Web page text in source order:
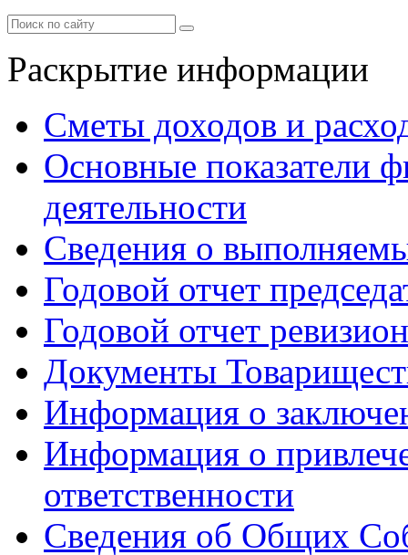
Раскрытие информации
Сметы доходов и
Основные показатели
деятельности
Сведения о
Годовой отчет
Годовой отчет
Документы
Информация о
Информация о
ответственности
Сведения об Общих